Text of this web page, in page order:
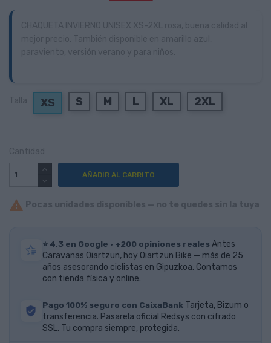
XS S M L XL 2XL
AÑADIR AL CARRITO

⭐ 4,3 en Google · +200 opiniones reales Antes
Caravanas Oiartzun, hoy Oiartzun Bike — más de 25
años asesorando ciclistas en Gipuzkoa. Contamos
con tienda física y online.
Pago 100% seguro con CaixaBank Tarjeta, Bizum o
transferencia. Pasarela oficial Redsys con cifrado
SSL. Tu compra siempre, protegida.